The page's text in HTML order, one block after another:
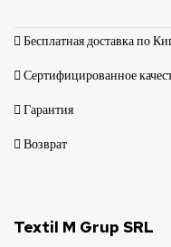
Бесплатная доставка по
Сертифицированное
Гарантия
Возврат
Textil M Grup SRL